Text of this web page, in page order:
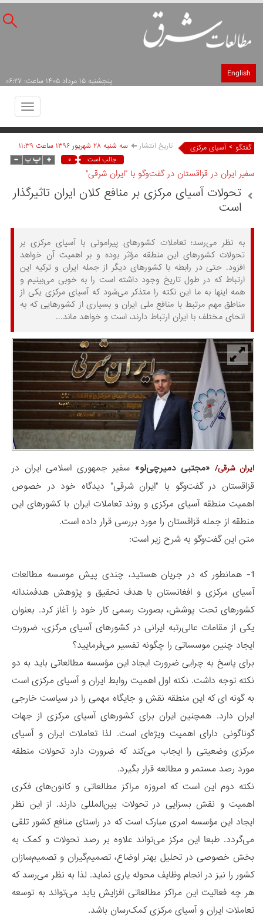
English
پنجشنبه ۱۵ مرداد ۱۴۰۵ ساعت: ۰۶:۲۷
Toggle
گفتگو > آسیای مرکزی تاریخ انتشار سه شنبه ۲۸ شهريور ۱۳۹۶ ساعت ۱۱:۳۹
جالب است ۰
سفیر ایران در قزاقستان در گفت‌وگو با "ایران شرقی"
تحولات آسیای مرکزی بر منافع کلان ایران تاثیرگذار
است
به نظر می‌رسد؛ تعاملات کشورهای پیرامونی با آسیای مرکزی بر
تحولات کشورهای این منطقه مؤثر بوده و بر اهمیت آن خواهد
افزود. حتی در رابطه با کشورهای دیگر از جمله ایران و ترکیه این
ارتباط که در طول تاریخ وجود داشته است را به خوبی می‌بینیم و
همه اینها به ما این نکته را متذکر می‌شود که آسیای مرکزی یکی از
مناطق مهم مرتبط با منافع ملی ایران و بسیاری از کشورهایی که به
انحای مختلف با ایران ارتباط دارند، است و خواهد ماند...
ایران شرقی/ «مجتبی دمیرچی‌لو» سفیر جمهوری اسلامی ایران در
قزاقستان در گفت‌وگو با "ایران شرقی" دیدگاه خود در خصوص
اهمیت منطقه آسیای مرکزی و روند تعاملات ایران با کشورهای این
منطقه از جمله قزاقستان را مورد بررسی قرار داده است.
متن این گفت‌وگو به شرح زیر است:
1- همانطور که در جریان هستید، چندی پیش موسسه مطالعات
آسیای مرکزی و افغانستان با هدف تحقیق و پژوهش هدفمندانه
کشورهای تحت پوشش، بصورت رسمی کار خود را آغاز کرد. بعنوان
یکی از مقامات عالی‌رتبه ایرانی در کشورهای آسیای مرکزی، ضرورت
ایجاد چنین موسساتی را چگونه تفسیر می‌فرمایید؟
برای پاسخ به چرایی ضرورت ایجاد این مؤسسه مطالعاتی باید به دو
نکته توجه داشت. نکته اول اهمیت روابط ایران و آسیای مرکزی است
به گونه ای که این منطقه نقش و جایگاه مهمی را در سیاست خارجی
ایران دارد. همچنین ایران برای کشورهای آسیای مرکزی از جهات
گوناگونی دارای اهمیت ویژه‌ای است. لذا تعاملات ایران و آسیای
مرکزی وضعیتی را ایجاب می‌کند که ضرورت دارد تحولات منطقه
مورد رصد مستمر و مطالعه قرار بگیرد.
نکته دوم این است که امروزه مراکز مطالعاتی و کانون‌های فکری
اهمیت و نقش بسزایی در تحولات بین‌المللی دارند. از این نظر
ایجاد این مؤسسه امری مبارک است که در راستای منافع کشور تلقی
می‌گردد. طبعا این مرکز می‌تواند علاوه بر رصد تحولات و کمک به
بخش خصوصی در تحلیل بهتر اوضاع، تصمیم‌گیران و تصمیم‌سازان
کشور را نیز در انجام وظایف محوله یاری نماید. لذا به نظر می‌رسد که
هر چه فعالیت این مراکز مطالعاتی افزایش یابد می‌تواند به توسعه
تعاملات ایران و آسیای مرکزی کمک‌رسان باشد.